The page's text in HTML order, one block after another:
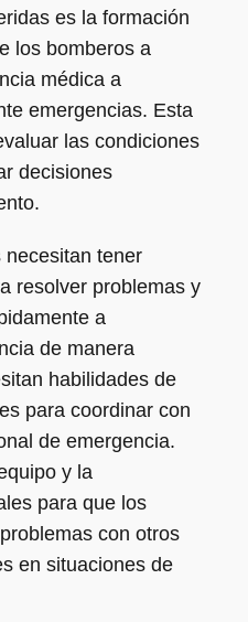
es la formación
los bomberos a
médica a
emergencias. Esta
las condiciones
decisiones
tener
resolver problemas y
a
de manera
habilidades de
para coordinar con
de emergencia.
y la
para que los
con otros
en situaciones de